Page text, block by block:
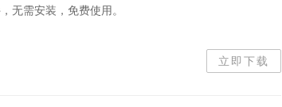
无需安装，免费使用。
立即下载